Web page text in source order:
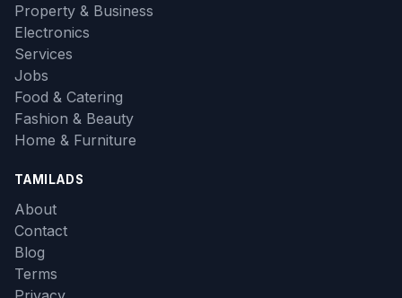
Property & Business
Electronics
Services
Jobs
Food & Catering
Fashion & Beauty
Home & Furniture
TAMILADS
About
Contact
Blog
Terms